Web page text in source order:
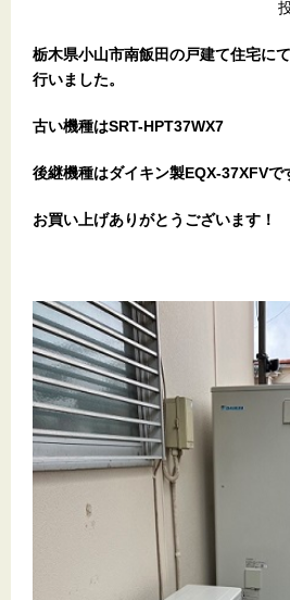
栃木県小山市南飯田の戸建て住宅に
行いました。
古い機種はSRT-HPT37WX7
後継機種はダイキン製EQX-37XFVで
お買い上げありがとうございます！